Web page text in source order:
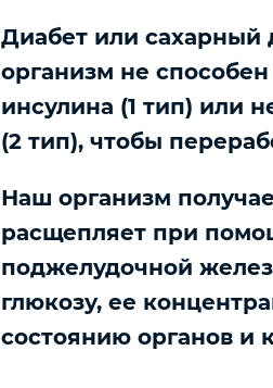
Диабет или сахарный
организм не
инсулина (1 тип) или
(2 тип), чтобы
Наш организм
расщепляет при
поджелудочной
глюкозу, ее
состоянию органов и